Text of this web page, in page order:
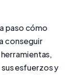
paso cómo
conseguir
esfuerzos y